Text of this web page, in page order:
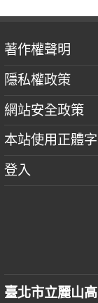
著作權聲明
隱私權政策
網站安全政策
本站使用正體字
登入
臺北市立麗山